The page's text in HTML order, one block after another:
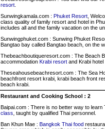
resort
Sunwingkamala.com : Phuket Resort ,
class quality of family resort and hotel in
includes all and the family vacation on the
Sunwingphuket.com : Sunwing Phuket
Bangtao bay called Bangtao beach, on the
Thebeachboutiqueresort.com : The Beach
accommodation Krabi resort and Krabi
Theseahousebeachresort.com : The Sea
beachfront resort krabi, krabi beach front
beach krabi.
Restaurant and Cooking School : 2
Baipai.com : There is no better way to
class , taught by qualified Thai personnel.
Ban Khun Mae : Bangkok Thai food